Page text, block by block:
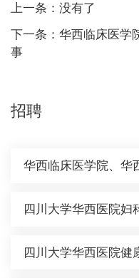
上一条：没有了
下一条：华西临床医学
事
招聘
华西临床医学院、华
四川大学华西医院妇
四川大学华西医院健